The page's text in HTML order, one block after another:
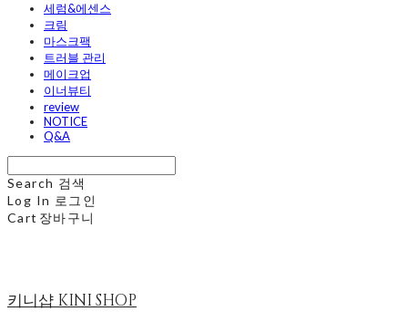
세럼&에센스
크림
마스크팩
트러블 관리
메이크업
이너뷰티
review
NOTICE
Q&A
Search 검색
Log In 로그인
Cart 장바구니
키니샵 KINI SHOP